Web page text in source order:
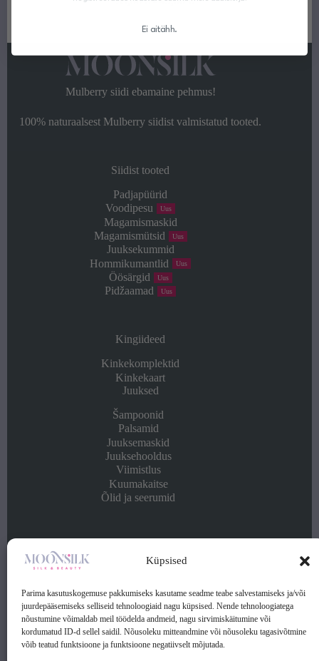
Küpsised
Parima kasutuskogemuse pakkumiseks kasutame seadme teabe salvestamiseks ja/või
juurdepääsemiseks selliseid tehnoloogiaid nagu küpsised. Nende tehnoloogiatega
nõustumine võimaldab meil töödelda andmeid, nagu sirvimiskäitumine või
kordumatud ID-d sellel saidil. Nõusoleku mitteandmine või nõusoleku tagasivõtmine
võib teatud funktsioone ja funktsioone negatiivselt mõjutada.
Mulberry siidi ebamaine pehmus!
100% naturaalsest Mulberry siidist valmistatud tooted.
Siidist tooted
Padjapüürid
Voodipesu
Uus
Magamismaskid
Magamismütsid
Uus
Juuksekummid
Hommikumantlid
Uus
Öösärgid Uus
Pidžaamad Uus
Kingiideed
Kinkekomplektid
Kinkekaart
Juuksed
Šampoonid
Palsamid
Juuksemaskid
Juuksehooldus
Viimistlus
Kuumakaitse
Õlid ja seerumid
Kontakt
Privaatsuspoliitika
Kontakt:
Ei aitähh.